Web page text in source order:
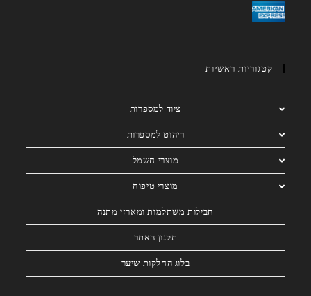
קטגוריות ראשיות
ציוד למספרות
ריהוט למספרות
מוצרי חשמל
מוצרי טיפוח
חבילות משתלמות ומארזי מתנה
תקנון האתר
בלוג החלקות שיער